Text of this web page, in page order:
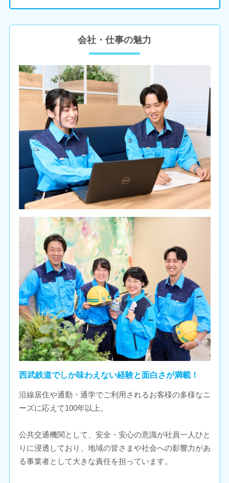
会社・仕事の魅力
西武鉄道でしか味わえない経験と面白さが満載！
沿線居住や通勤・通学でご利用されるお客様の多様なニ
ーズに応えて100年以上。
公共交通機関として、安全・安心の意識が社員一人ひと
りに浸透しており、地域の皆さまや社会への影響力があ
る事業者として大きな責任を担っています。